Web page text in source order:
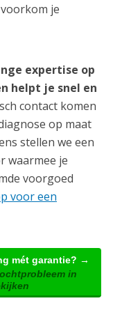
je
expertise op
helpt je snel en
contact komen
op maat
stellen we een
waarmee je
voorgoed
voor een
mét garantie? →
in